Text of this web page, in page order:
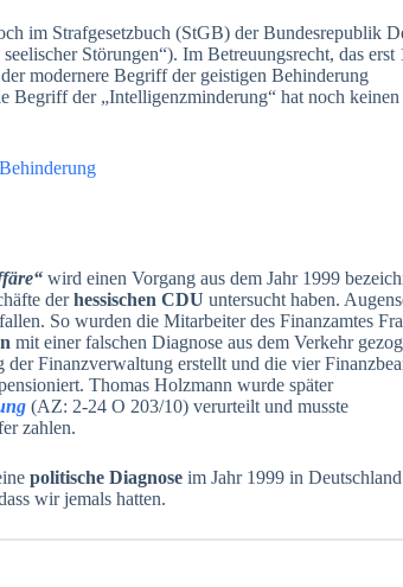
im Strafgesetzbuch (StGB) der Bundesrepublik
Störungen“). Im Betreuungsrecht, das erst
modernere Begriff der geistigen Behinderung
Begriff der „Intelligenzminderung“ hat noch
wird einen Vorgang aus dem Jahr 1999
derhessischen CDU untersucht haben.
So wurden die Mitarbeiter des Finanzamtes
mit einer falschen Diagnose aus dem Verkehr
Finanzverwaltung erstellt und die vier
Thomas Holzmann wurde später
(AZ: 2-24 O 203/10) verurteilt und musste
zahlen.
politische Diagnose im Jahr 1999 in
wir jemals hatten.